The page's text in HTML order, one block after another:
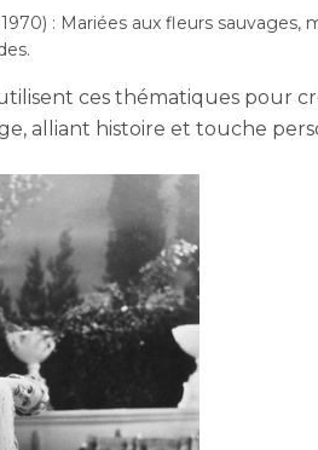
: Mariées aux fleurs sauvages,
ces thématiques pour
alliant histoire et touche